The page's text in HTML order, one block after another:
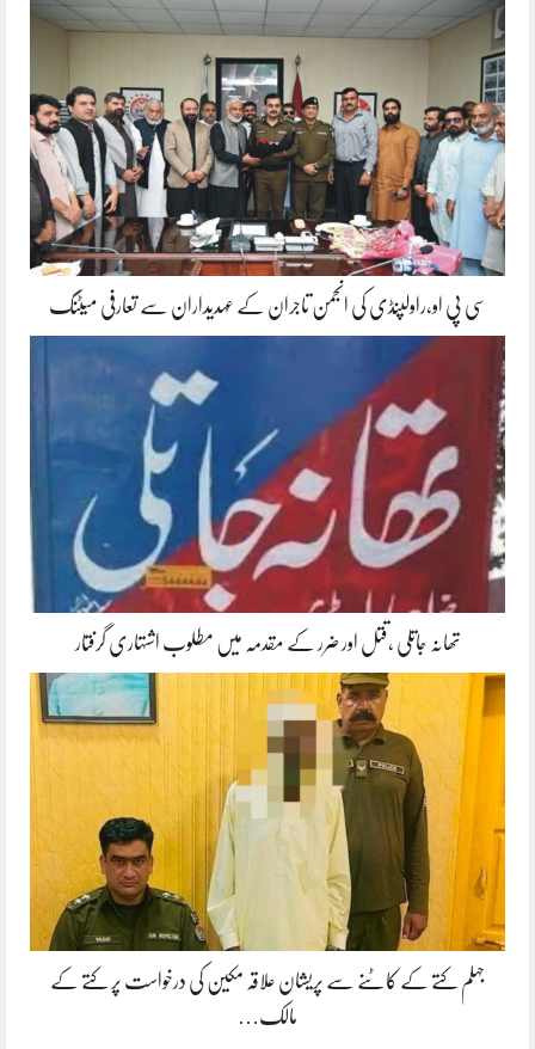
سی پی او،راولپنڈی کی انجمن تاجران کے عہدیداران سے تعارفی میٹنگ
تھانہ جاتلی ،قتل اور ضرر کے مقدمہ میں مطلوب اشتہاری گرفتار
جہلم کتے کے کاٹنے سے پریشان علاقہ مکین کی درخواست پر کتے کے
مالک…